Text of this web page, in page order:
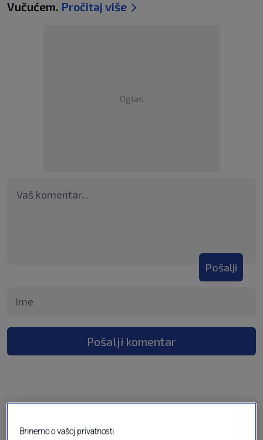
Vučućem. Pročitaj više
Oglas
Pošalji
Pošalji komentar
Brinemo o vašoj privatnosti